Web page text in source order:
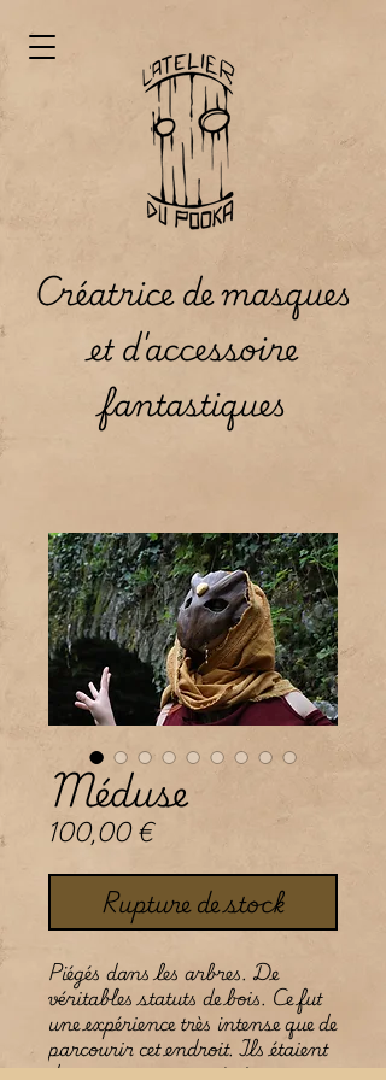
Créatrice de masques
et d'accessoire
fantastiques
Méduse
100,00 €Prix
Rupture de stock
Piégés dans les arbres. De
véritables statuts de bois. Ce fut
une expérience très intense que de
parcourir cet endroit. Ils étaient
des centaines, coincés à